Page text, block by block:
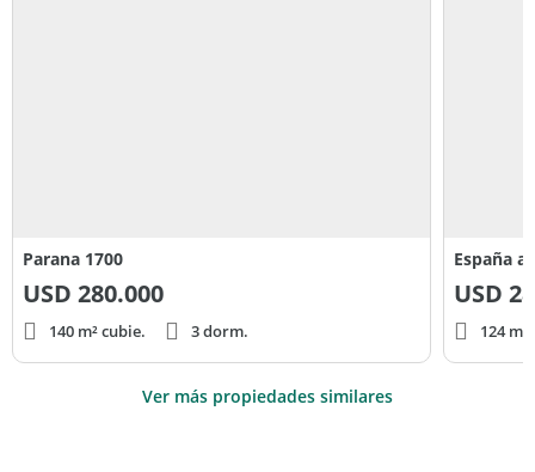
Parana 1700
USD 280.000
140 m² cubie. 3 dorm.
España
USD
124
Ver más propiedades similares